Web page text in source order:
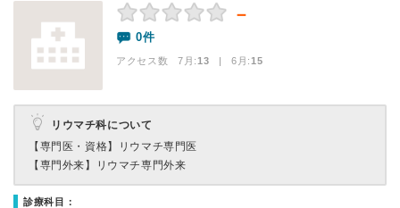
－
0件
アクセス数 7月:13 | 6月:15
リウマチ科について
【専門医・資格】
リウマチ専門医
【専門外来】
リウマチ専門外来
診療科目：